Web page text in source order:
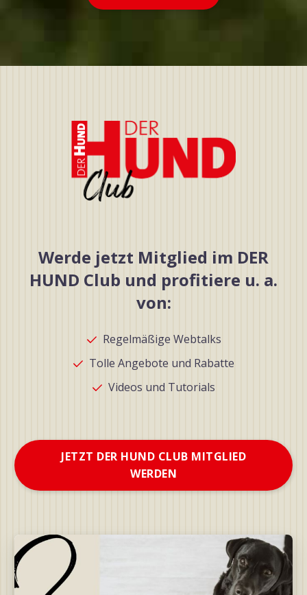
Werde jetzt Mitglied im DER
HUND Club und profitiere u. a.
von:
Regelmäßige Webtalks
Tolle Angebote und Rabatte
Videos und Tutorials
JETZT DER HUND CLUB MITGLIED
WERDEN